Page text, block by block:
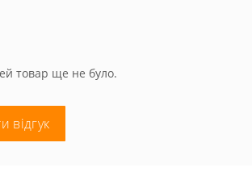
товар ще не було.
відгук